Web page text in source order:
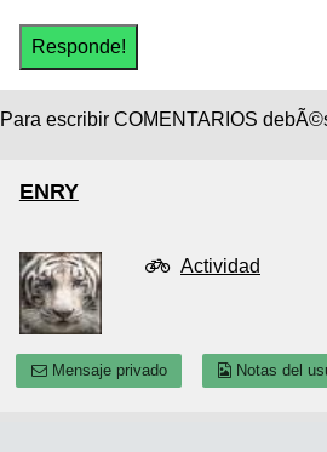
Para escribir COMENTARIOS
ENRY
Actividad
Mensaje privado Notas del